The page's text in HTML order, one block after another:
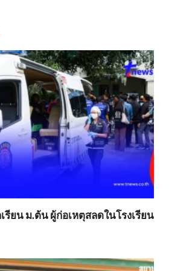
ยน ม.ต้น ผู้ก่อเหตุสลดในโรงเรียน